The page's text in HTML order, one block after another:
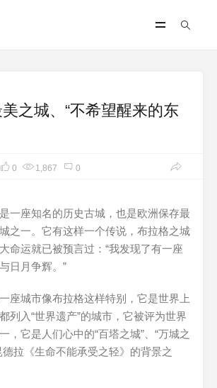
之城、“不希望醒来的东
0 1,867 0
一座知名的历史古城，也是欧洲保存最
之一。它有这样一个传说，布拉格之城
命运就已被预言过：“我发现了有一座
日月争辉。”
座城市像布拉格这样特别，它是世界上
列入“世界遗产”的城市，它被评为世界
，它是人们心中的“百塔之城”、“万城之
德拉《生命不能承受之轻》的背景之